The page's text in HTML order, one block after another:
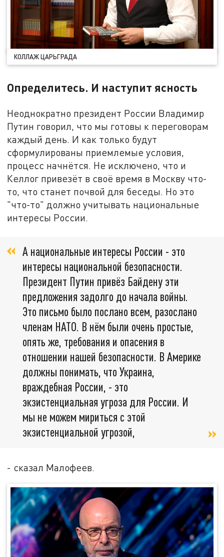
КОЛЛАЖ ЦАРЬГРАДА
Определитесь. И наступит ясность
Неоднократно президент России Владимир
Путин говорил, что мы готовы к переговорам
каждый день. И как только будут
сформулированы приемлемые условия,
процесс начнётся. Не исключено, что и
Келлог привезёт в своё время в Москву что-
то, что станет почвой для беседы. Но это
"что-то" должно учитывать национальные
интересы России.
А национальные интересы России - это
интересы национальной безопасности.
Президент Путин привёз Байдену эти
предложения задолго до начала войны.
Это письмо было послано всем, разослано
членам НАТО. В нём были очень простые,
опять же, требования и опасения в
отношении нашей безопасности. В Америке
должны понимать, что Украина,
враждебная России, - это
экзистенциальная угроза для России. И
мы не можем мириться с этой
экзистенциальной угрозой,
- сказал Малофеев.